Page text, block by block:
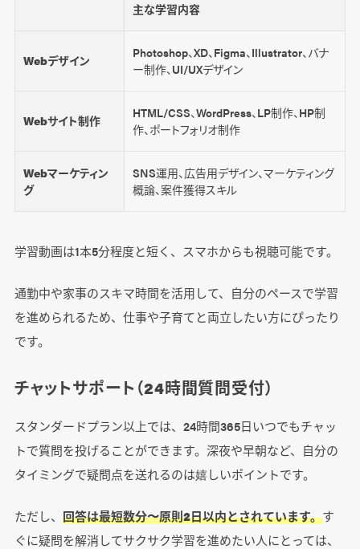
主な学習内容
Webデザイン
Photoshop、XD、Figma、Illustrator、バナ
ー制作、UI/UXデザイン
Webサイト制作
HTML/CSS、WordPress、LP制作、HP制
作、ポートフォリオ制作
Webマーケティン
グ
SNS運用、広告用デザイン、マーケティング
概論、案件獲得スキル
学習動画は1本5分程度と短く、スマホからも視聴可能です。
通勤中や家事のスキマ時間を活用して、自分のペースで学習
を進められるため、仕事や子育てと両立したい方にぴったり
です。
チャットサポート（24時間質問受付）
スタンダードプラン以上では、24時間365日いつでもチャッ
トで質問を投げることができます。深夜や早朝など、自分の
タイミングで疑問点を送れるのは嬉しいポイントです。
ただし、 回答は最短数分〜原則2日以内とされています。す
ぐに疑問を解消してサクサク学習を進めたい人にとっては、